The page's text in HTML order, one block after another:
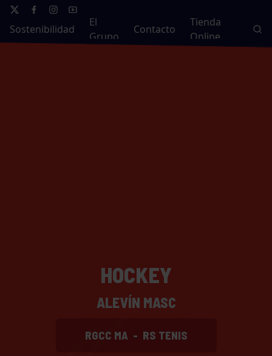
Sostenibilidad
El
Grupo
Contacto
Tienda
Online
HOCKEY
ALEVÍN MASC
RGCC MA - RS TENIS